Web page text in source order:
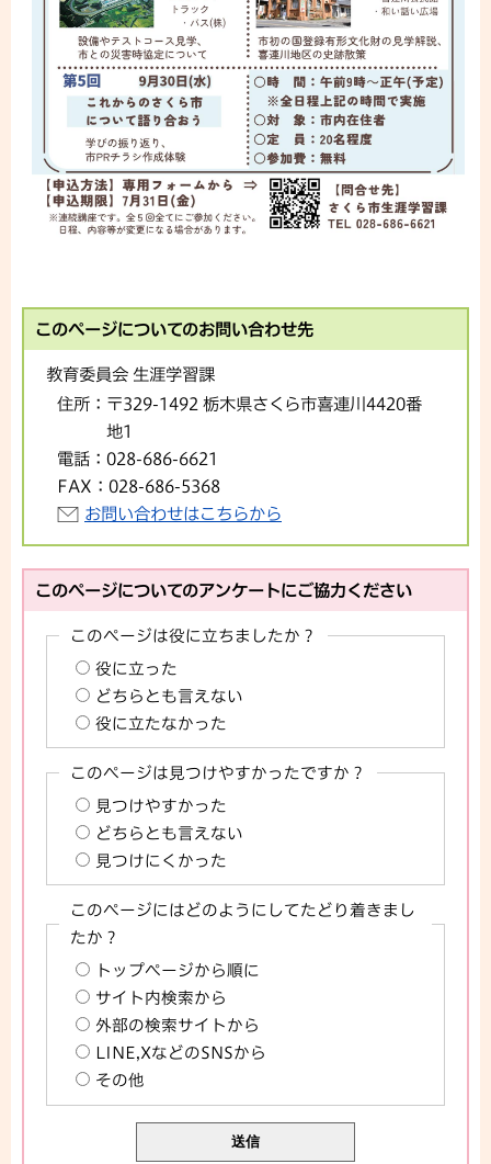
このページについてのお問い合わせ先
教育委員会 生涯学習課
住所： 〒329-1492 栃木県さくら市喜連川4420番
地1
電話： 028-686-6621
FAX： 028-686-5368
お問い合わせはこちらから
このページについてのアンケートにご協力ください
このページは役に立ちましたか？
役に立った
どちらとも言えない
役に立たなかった
このページは見つけやすかったですか？
見つけやすかった
どちらとも言えない
見つけにくかった
このページにはどのようにしてたどり着きまし
たか？
トップページから順に
サイト内検索から
外部の検索サイトから
LINE,XなどのSNSから
その他